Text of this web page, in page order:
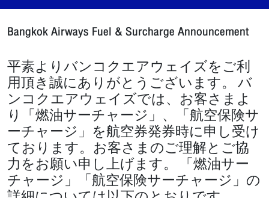
Bangkok Airways Fuel & Surcharge Announcement
平素よりバンコクエアウェイズをご利
用頂き誠にありがとうございます。 バ
ンコクエアウェイズでは、お客さまよ
り「燃油サーチャージ」、「航空保険サ
ーチャージ」を航空券発券時に申し受け
ております。お客さまのご理解とご協
力をお願い申し上げます。 「燃油サー
チャージ」「航空保険サーチャージ」の